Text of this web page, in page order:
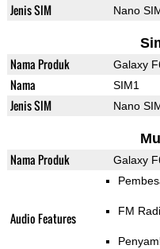
Jenis SIM Nano
Nama Produk Galaxy
Nama SIM1
Jenis SIM Nano
Nama Produk Galaxy
Audio Features FM